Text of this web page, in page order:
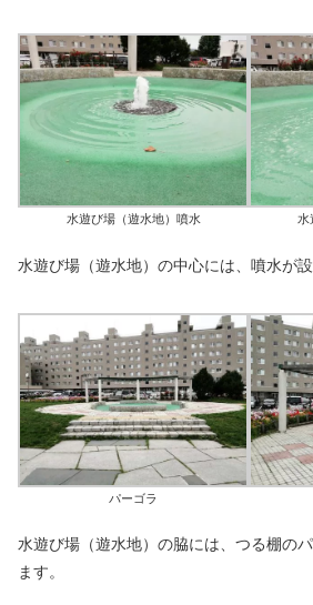
水遊び場（遊水地）噴水 水
水遊び場（遊水地）の中心には、噴水が設
パーゴラ
水遊び場（遊水地）の脇には、つる棚の
ます。